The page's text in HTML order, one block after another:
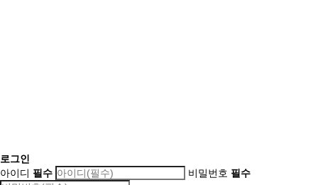
로그인
아이디 필수 비밀번호 필수